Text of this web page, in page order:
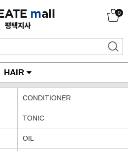
0
HAIR
CONDITIONER
TONIC
OIL